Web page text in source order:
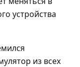
устройства
из всех